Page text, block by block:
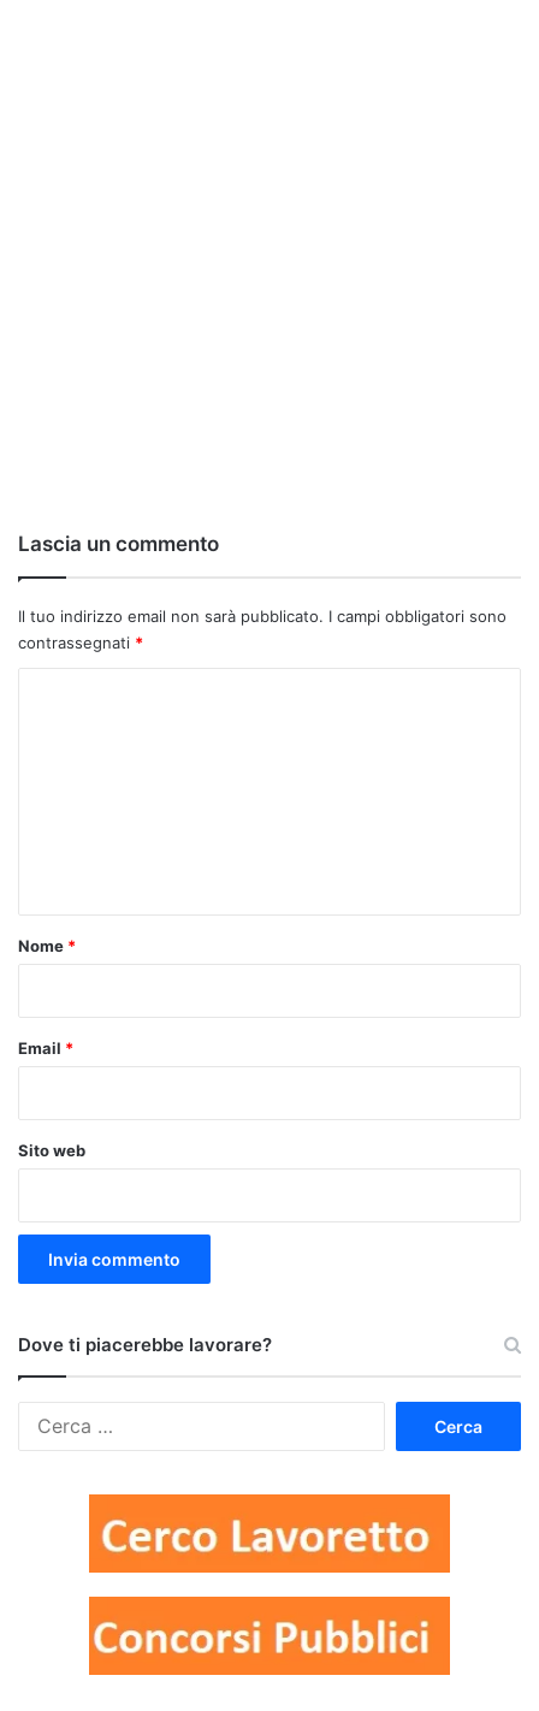
Lascia un commento
Il tuo indirizzo email non sarà pubblicato. I campi obbligatori sono
contrassegnati *
o
Nome *
Email *
Sito web
Dove ti piacerebbe lavorare?